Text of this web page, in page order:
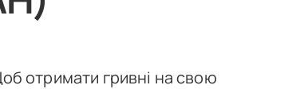
отримати гривні на свою